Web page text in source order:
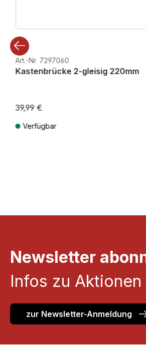
Art.-Nr. 7297060
Kastenbrücke 2-gleisig 220mm
39,99 €
Verfügbar
Newsletter
Infos zu
zur Newsletter-Anmeldung